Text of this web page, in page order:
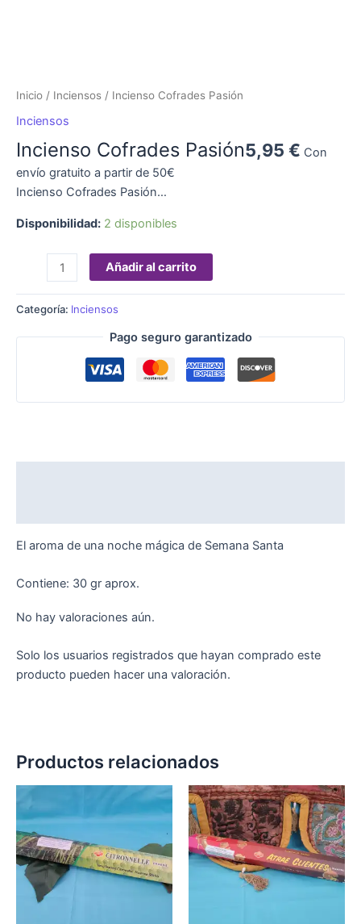
Inicio / Inciensos / Incienso Cofrades Pasión
Inciensos
Incienso Cofrades Pasión5,95 € Con
envío gratuito a partir de 50€
Incienso Cofrades Pasión…
Disponibilidad: 2 disponibles
Añadir al carrito
Categoría: Inciensos
Pago seguro garantizado
El aroma de una noche mágica de Semana Santa
Contiene: 30 gr aprox.
No hay valoraciones aún.
Solo los usuarios registrados que hayan comprado este
producto pueden hacer una valoración.
Productos relacionados